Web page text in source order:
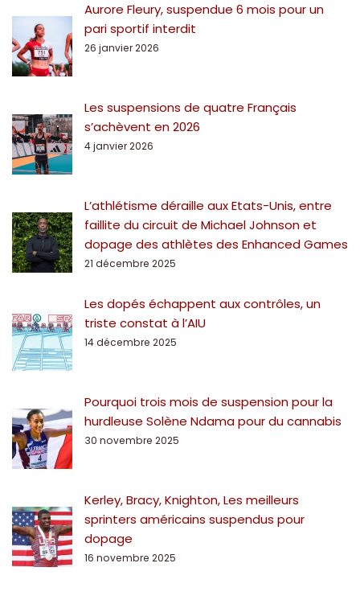
Aurore Fleury, suspendue 6 mois pour un
pari sportif interdit
26 janvier 2026
Les suspensions de quatre Français
s’achèvent en 2026
4 janvier 2026
L’athlétisme déraille aux Etats-Unis, entre
faillite du circuit de Michael Johnson et
dopage des athlètes des Enhanced Games
21 décembre 2025
Les dopés échappent aux contrôles, un
triste constat à l’AIU
14 décembre 2025
Pourquoi trois mois de suspension pour la
hurdleuse Solène Ndama pour du cannabis
30 novembre 2025
Kerley, Bracy, Knighton, Les meilleurs
sprinters américains suspendus pour
dopage
16 novembre 2025